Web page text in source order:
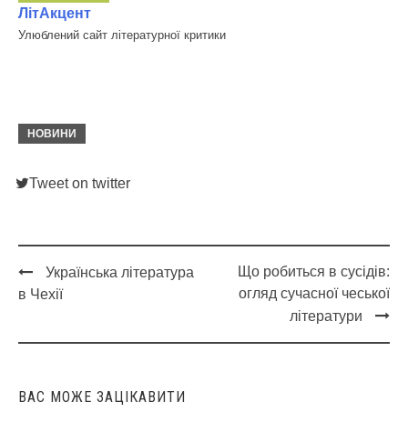
ЛітАкцент
Улюблений сайт літературної критики
НОВИНИ
Tweet on twitter
Post
Українська література
в Чехії
Що робиться в сусідів:
огляд сучасної чеської
літератури
ВАС МОЖЕ ЗАЦІКАВИТИ